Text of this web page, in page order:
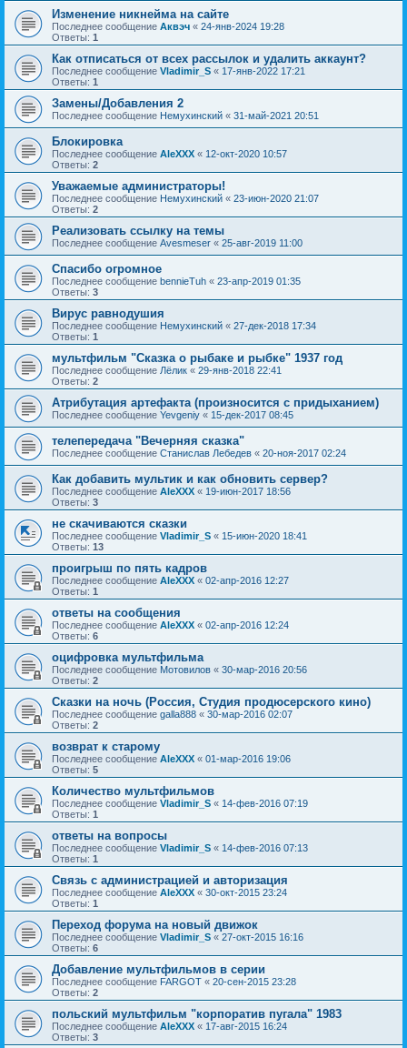
Изменение никнейма на сайте
Последнее сообщение Аквэч « 24-янв-2024 19:28
Ответы: 1
Как отписаться от всех рассылок и удалить аккаунт?
Последнее сообщение Vladimir_S « 17-янв-2022 17:21
Ответы: 1
Замены/Добавления 2
Последнее сообщение Немухинский « 31-май-2021 20:51
Блокировка
Последнее сообщение AleXXX « 12-окт-2020 10:57
Ответы: 2
Уважаемые администраторы!
Последнее сообщение Немухинский « 23-июн-2020 21:07
Ответы: 2
Реализовать ссылку на темы
Последнее сообщение Avesmeser « 25-авг-2019 11:00
Спасибо огромное
Последнее сообщение bennieTuh « 23-апр-2019 01:35
Ответы: 3
Вирус равнодушия
Последнее сообщение Немухинский « 27-дек-2018 17:34
Ответы: 1
мультфильм "Сказка о рыбаке и рыбке" 1937 год
Последнее сообщение Лёлик « 29-янв-2018 22:41
Ответы: 2
Атрибутация артефакта (произносится с придыханием)
Последнее сообщение Yevgeniy « 15-дек-2017 08:45
телепередача "Вечерняя сказка"
Последнее сообщение Станислав Лебедев « 20-ноя-2017 02:24
Как добавить мультик и как обновить сервер?
Последнее сообщение AleXXX « 19-июн-2017 18:56
Ответы: 3
не скачиваются сказки
Последнее сообщение Vladimir_S « 15-июн-2020 18:41
Ответы: 13
проигрыш по пять кадров
Последнее сообщение AleXXX « 02-апр-2016 12:27
Ответы: 1
ответы на сообщения
Последнее сообщение AleXXX « 02-апр-2016 12:24
Ответы: 6
оцифровка мультфильма
Последнее сообщение Мотовилов « 30-мар-2016 20:56
Ответы: 2
Сказки на ночь (Россия, Студия продюсерского кино)
Последнее сообщение galla888 « 30-мар-2016 02:07
Ответы: 2
возврат к старому
Последнее сообщение AleXXX « 01-мар-2016 19:06
Ответы: 5
Количество мультфильмов
Последнее сообщение Vladimir_S « 14-фев-2016 07:19
Ответы: 1
ответы на вопросы
Последнее сообщение Vladimir_S « 14-фев-2016 07:13
Ответы: 1
Связь с администрацией и авторизация
Последнее сообщение AleXXX « 30-окт-2015 23:24
Ответы: 1
Переход форума на новый движок
Последнее сообщение Vladimir_S « 27-окт-2015 16:16
Ответы: 6
Добавление мультфильмов в серии
Последнее сообщение FARGOT « 20-сен-2015 23:28
Ответы: 2
польский мультфильм "корпоратив пугала" 1983
Последнее сообщение AleXXX « 17-авг-2015 16:24
Ответы: 3